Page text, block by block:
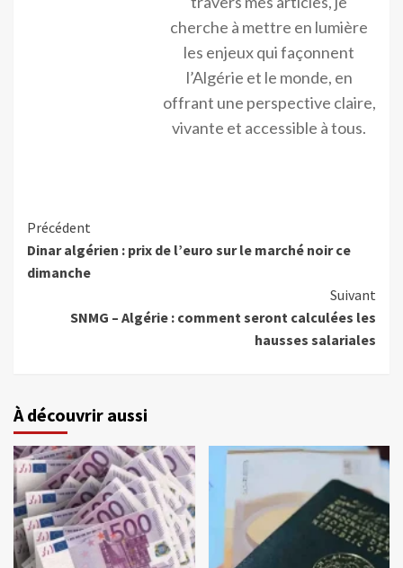
cherche à mettre en lumière
les enjeux qui façonnent
l’Algérie et le monde, en
offrant une perspective claire,
vivante et accessible à tous.
Précédent
Dinar algérien : prix de l’euro sur le marché noir ce
dimanche
Suivant
SNMG – Algérie : comment seront calculées les
hausses salariales
À découvrir aussi